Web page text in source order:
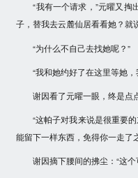
“我有一个请求，”元曜又掏
子，替我去云麓仙居看看她？
“为什么不自己去找她呢？”
“我和她约好了在这里等她，
谢因看了元曜一眼，终是点点
“这帕子对我来说是很重要的
能留下一样东西，免得你一走了
谢因摘下腰间的拂尘：“这个